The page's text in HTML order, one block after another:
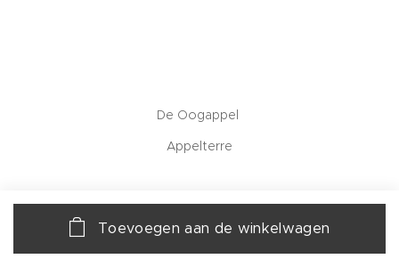
Toevoegen aan de winkelwagen
De Oogappel
Appelterre